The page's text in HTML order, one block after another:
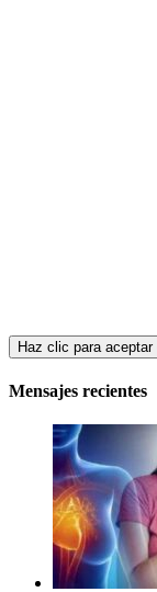
Haz clic para
Mensajes recientes